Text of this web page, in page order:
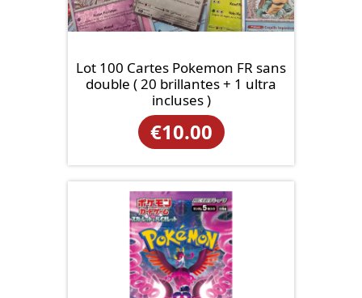
Lot 100 Cartes Pokemon FR sans
double ( 20 brillantes + 1 ultra
incluses )
€10.00